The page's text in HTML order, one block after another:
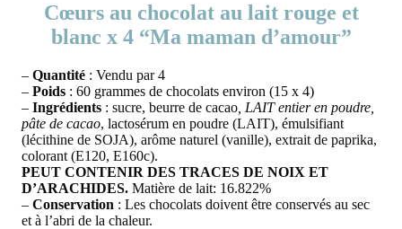
Cœurs au chocolat au lait rouge et
blanc x 4 “Ma maman d’amour”
– Quantité : Vendu par 4
– Poids : 60 grammes de chocolats environ (15 x 4)
– Ingrédients : sucre, beurre de cacao , LAIT entier en poudre,
pâte de cacao, lactosérum en poudre (LAIT), émulsifiant
(lécithine de SOJA), arôme naturel (vanille), extrait de paprika,
colorant (E120, E160c).
PEUT CONTENIR DES TRACES DE NOIX ET
D’ARACHIDES. Matière de lait: 16.822%
– Conservation : Les chocolats doivent être conservés au sec
et à l’abri de la chaleur.